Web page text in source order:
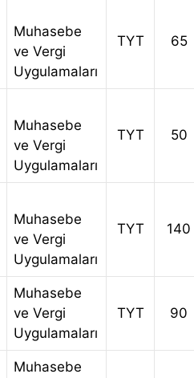
Muhasebe
ve Vergi
Uygulamaları
TYT 65
Muhasebe
ve Vergi
Uygulamaları
TYT 50
Muhasebe
ve Vergi
Uygulamaları
TYT 140
Muhasebe
ve Vergi
Uygulamaları
TYT 90
Muhasebe